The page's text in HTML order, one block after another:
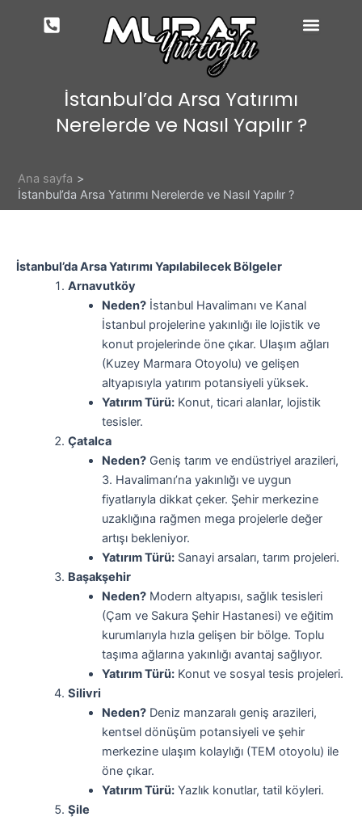
İstanbul’da Arsa Yatırımı
Nerelerde ve Nasıl Yapılır ?
Ana sayfa
İstanbul’da Arsa Yatırımı Nerelerde ve Nasıl Yapılır ?
İstanbul’da Arsa Yatırımı Yapılabilecek Bölgeler
Arnavutköy
Neden?İstanbul Havalimanı ve Kanal
İstanbul projelerine yakınlığı ile lojistik ve
konut projelerinde öne çıkar. Ulaşım ağları
(Kuzey Marmara Otoyolu) ve gelişen
altyapısıyla yatırım potansiyeli yüksek.
Yatırım Türü:Konut, ticari alanlar, lojistik
tesisler.
Çatalca
Neden?Geniş tarım ve endüstriyel arazileri,
3. Havalimanı’na yakınlığı ve uygun
fiyatlarıyla dikkat çeker. Şehir merkezine
uzaklığına rağmen mega projelerle değer
artışı bekleniyor.
Yatırım Türü:Sanayi arsaları, tarım projeleri.
Başakşehir
Neden?Modern altyapısı, sağlık tesisleri
(Çam ve Sakura Şehir Hastanesi) ve eğitim
kurumlarıyla hızla gelişen bir bölge. Toplu
taşıma ağlarına yakınlığı avantaj sağlıyor.
Yatırım Türü:Konut ve sosyal tesis projeleri.
Silivri
Neden?Deniz manzaralı geniş arazileri,
kentsel dönüşüm potansiyeli ve şehir
merkezine ulaşım kolaylığı (TEM otoyolu) ile
öne çıkar.
Yatırım Türü:Yazlık konutlar, tatil köyleri.
Şile